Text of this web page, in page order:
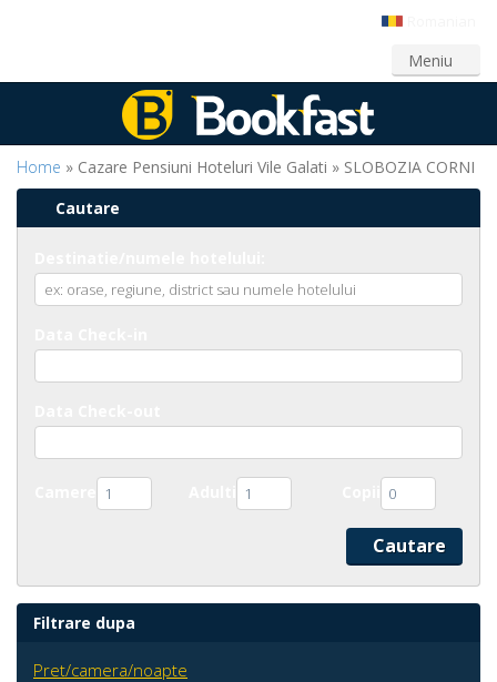
Meniu
Home » Cazare Pensiuni Hoteluri Vile Galati » SLOBOZIA CORNI
Cautare
1 1 0
Filtrare dupa
Pret/camera/noapte